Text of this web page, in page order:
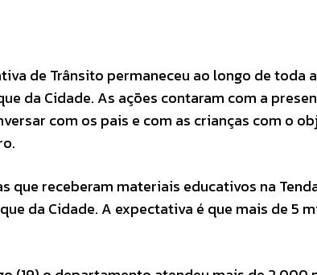
de Trânsito permaneceu ao longo de toda
da Cidade. As ações contaram com a
com os pais e com as crianças com o
que receberam materiais educativos na
da Cidade. A expectativa é que mais de 5